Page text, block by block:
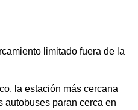
limitado fuera de la
la estación más cercana
autobuses paran cerca en